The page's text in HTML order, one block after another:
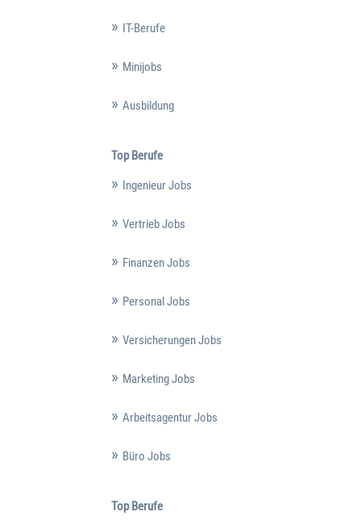
IT-Berufe
Minijobs
Ausbildung
Top Berufe
Ingenieur Jobs
Vertrieb Jobs
Finanzen Jobs
Personal Jobs
Versicherungen Jobs
Marketing Jobs
Arbeitsagentur Jobs
Büro Jobs
Top Berufe